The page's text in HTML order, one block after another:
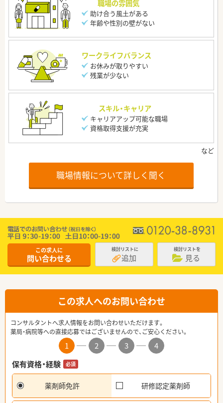
職場の雰囲気
助け合う風土がある
年齢や性別の壁がない
ワークライフバランス
お休みが取りやすい
残業が少ない
スキル・キャリア
キャリアアップ可能な職場
資格取得支援が充実
職場情報について詳しく聞く
この求人に
問い合わせる
検討リストに
追加
検討リストを
見る
この求人へのお問い合わせ
コンサルタントへ求人情報をお問い合わせいただけます。
薬局・病院等への直接応募ではございませんので、ご安心ください。
1 2 3
4
保有資格・経験
必須
薬剤師免許 研修認定薬剤師